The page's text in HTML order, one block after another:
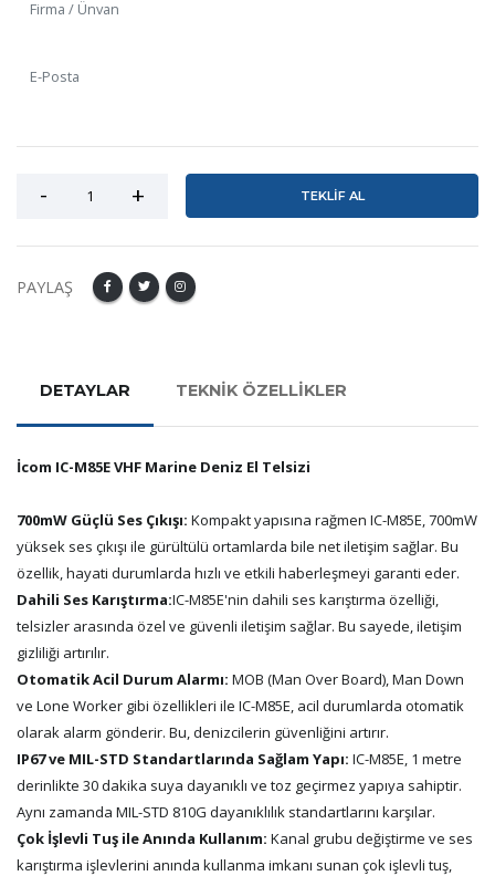
TEKLİF AL
PAYLAŞ
DETAYLAR TEKNİK ÖZELLİKLER
İcom IC-M85E VHF Marine Deniz El Telsizi
700mW Güçlü Ses Çıkışı: Kompakt yapısına rağmen IC-M85E, 700mW
yüksek ses çıkışı ile gürültülü ortamlarda bile net iletişim sağlar. Bu
özellik, hayati durumlarda hızlı ve etkili haberleşmeyi garanti eder.
Dahili Ses Karıştırma:IC-M85E'nin dahili ses karıştırma özelliği,
telsizler arasında özel ve güvenli iletişim sağlar. Bu sayede, iletişim
gizliliği artırılır.
Otomatik Acil Durum Alarmı: MOB (Man Over Board), Man Down
ve Lone Worker gibi özellikleri ile IC-M85E, acil durumlarda otomatik
olarak alarm gönderir. Bu, denizcilerin güvenliğini artırır.
IP67 ve MIL-STD Standartlarında Sağlam Yapı: IC-M85E, 1 metre
derinlikte 30 dakika suya dayanıklı ve toz geçirmez yapıya sahiptir.
Aynı zamanda MIL-STD 810G dayanıklılık standartlarını karşılar.
Çok İşlevli Tuş ile Anında Kullanım: Kanal grubu değiştirme ve ses
karıştırma işlevlerini anında kullanma imkanı sunan çok işlevli tuş,